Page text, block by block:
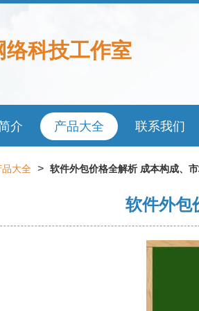
络科技工作室
介 产品大全 联系我们
品大全 > 软件外包价格全解析 成本构成、
软件外包